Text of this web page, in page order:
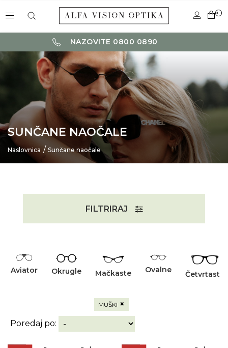
0
NAZOVITE 0800 0890
SUNČANE NAOČALE
Naslovnica Sunčane naočale
FILTRIRAJ
Aviator Okrugle Mačkaste Ovalne Četvrtaste
MUŠKI ×
Poredaj po: